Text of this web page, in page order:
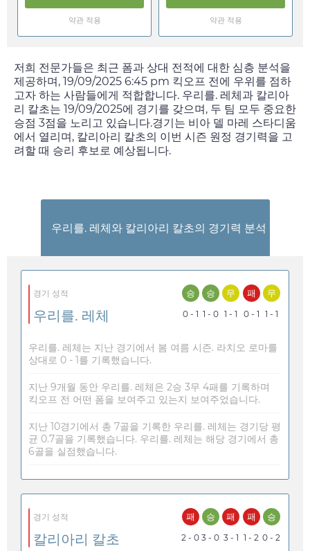
약관 적용 약관 적용
저희 전문가들은 최근 폼과 상대 전적에 대한 심층 분석을
제공하며, 19/09/2025 6:45 pm 킥오프 전에 우위를 점하
고자 하는 사람들에게 적합합니다. 우리를. 레체과 칼리아
리 칼초는 19/09/2025에 경기를 갖으며, 두 팀 모두 중요한
승점 3점을 노리고 있습니다.경기는 비아 델 마레 스타디움
에서 열리며, 칼리아리 칼초의 이번 시즌 원정 경기력을 고
려할 때 승리 후보로 예상됩니다.
우리를. 레체와 칼리아리 칼초의 경기력 분석
경기 성적
우리를. 레체
승
0 - 1
승
1 - 0
무
1 - 1
패
0 - 1
무
1 - 1
우리를. 레체는 지난 경기에서 봄 여름 시즌. 라치오 로마를
상대로 0 - 1를 기록했습니다.
지난 9개월 동안 우리를. 레체은 2승 3무 4패를 기록하며
킥오프 전 어떤 폼을 보여주고 있는지 보여주었습니다.
지난 10경기에서 총 7골을 기록한 우리를. 레체는 경기당 평
균 0.7골을 기록했습니다. 우리를. 레체는 해당 경기에서 총
6골을 실점했습니다.
경기 성적
칼리아리 칼초
패
2 - 0
승
3 - 0
패
3 - 1
패
1 - 2
승
0 - 2